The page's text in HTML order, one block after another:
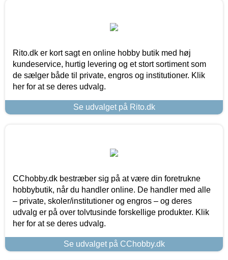
Rito.dk er kort sagt en online hobby butik med høj
kundeservice, hurtig levering og et stort sortiment som
de sælger både til private, engros og institutioner. Klik
her for at se deres udvalg.
Se udvalget på Rito.dk
CChobby.dk bestræber sig på at være din foretrukne
hobbybutik, når du handler online. De handler med alle
– private, skoler/institutioner og engros – og deres
udvalg er på over tolvtusinde forskellige produkter. Klik
her for at se deres udvalg.
Se udvalget på CChobby.dk